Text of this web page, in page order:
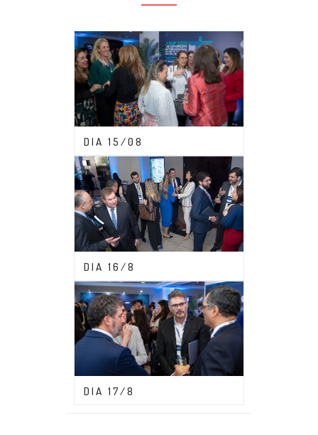
DIA 15/08
CONGRESSO ABDF 2023
DIA 16/8
CONGRESSO ABDF 2023
DIA 17/8
CONGRESSO ABDF 2023